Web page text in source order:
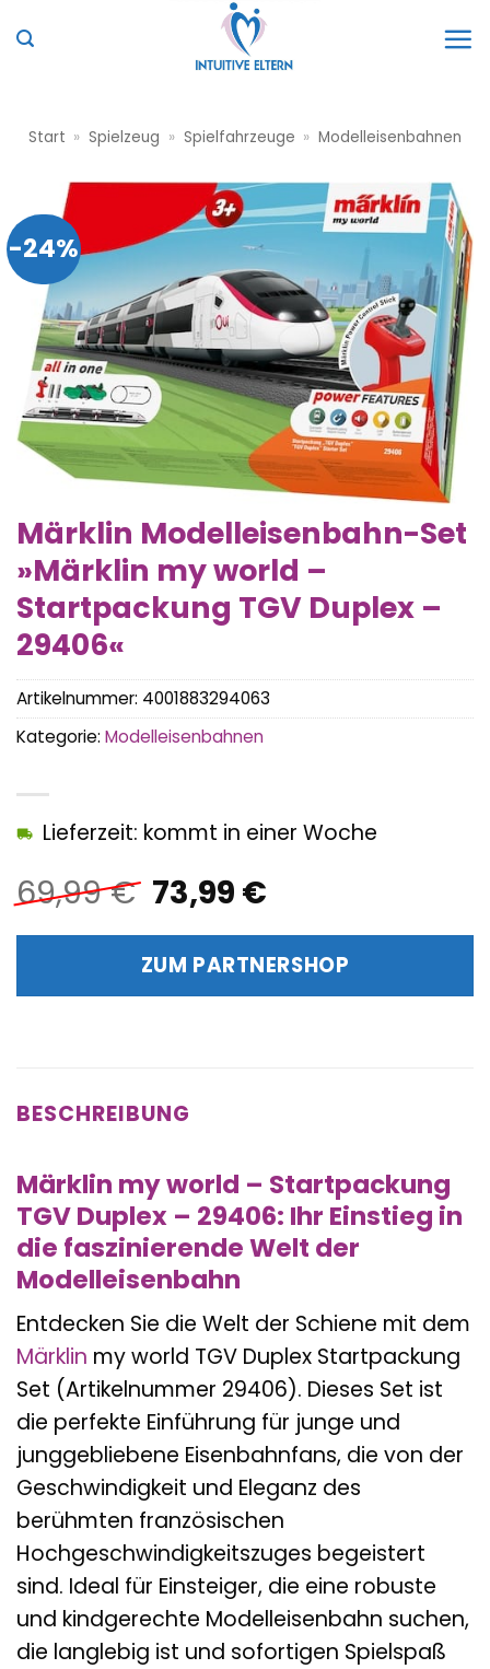
Inhalt
Start » Spielzeug » Spielfahrzeuge » Modelleisenbahnen
-24%
Märklin Modelleisenbahn-Set
»Märklin my world –
Startpackung TGV Duplex –
29406«
69,99€ Ursprünglicher
Preis
war:
69,99 €
73,99 €Aktueller
ist:
73,99 €.
Lieferzeit: kommt in einer Woche
ZUM PARTNERSHOP
Artikelnummer: 4001883294063
Kategorie: Modelleisenbahnen
BESCHREIBUNG
Märklin my world – Startpackung
TGV Duplex – 29406: Ihr Einstieg in
die faszinierende Welt der
Modelleisenbahn
Entdecken Sie die Welt der Schiene mit dem
Märklin my world TGV Duplex Startpackung
Set (Artikelnummer 29406). Dieses Set ist
die perfekte Einführung für junge und
junggebliebene Eisenbahnfans, die von der
Geschwindigkeit und Eleganz des
berühmten französischen
Hochgeschwindigkeitszuges begeistert
sind. Ideal für Einsteiger, die eine robuste
und kindgerechte Modelleisenbahn suchen,
die langlebig ist und sofortigen Spielspaß